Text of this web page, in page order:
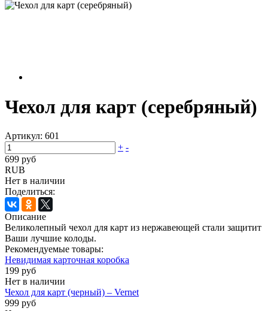
Чехол для карт (серебряный)
Артикул: 601
+ -
699 руб
RUB
Нет в наличии
Поделиться:
Описание
Великолепный чехол для карт из нержавеющей стали защитит
Ваши лучшие колоды.
Рекомендуемые товары:
Невидимая карточная коробка
199 руб
Нет в наличии
Чехол для карт (черный) – Vernet
999 руб